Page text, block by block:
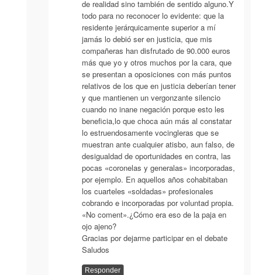
de realidad sino también de sentido alguno.Y
todo para no reconocer lo evidente: que la
residente jerárquicamente superior a mí
jamás lo debió ser en justicia, que mis
compañeras han disfrutado de 90.000 euros
más que yo y otros muchos por la cara, que
se presentan a oposiciones con más puntos
relativos de los que en justicia deberían tener
y que mantienen un vergonzante silencio
cuando no inane negación porque esto les
beneficia,lo que choca aún más al constatar
lo estruendosamente vocingleras que se
muestran ante cualquier atisbo, aun falso, de
desigualdad de oportunidades en contra, las
pocas «coronelas y generalas» incorporadas,
por ejemplo. En aquellos años cohabitaban
los cuarteles «soldadas» profesionales
cobrando e incorporadas por voluntad propia.
«No coment».¿Cómo era eso de la paja en
ojo ajeno?
Gracias por dejarme participar en el debate
Saludos
Responder